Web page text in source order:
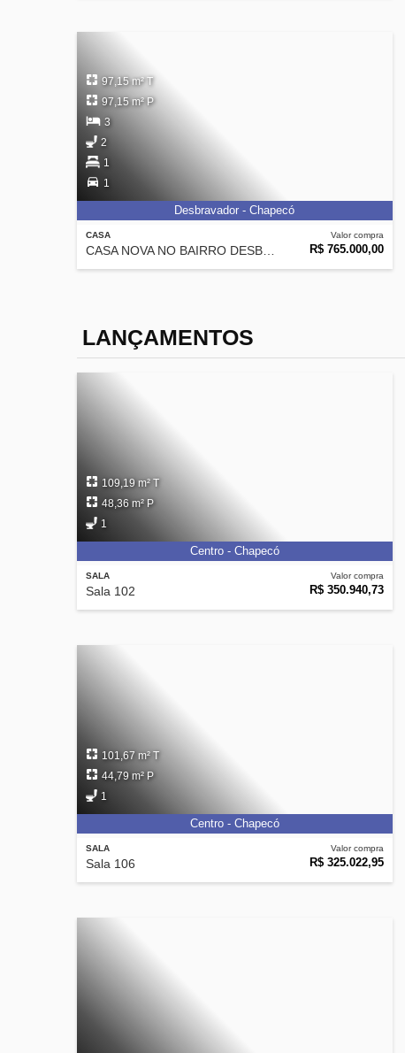
CASA
CASA NOVA NO BAIRRO DESBRAVADOR
Valor compra
R$ 765.000,00
97,15 m² T
97,15 m² P
3
2
1
1
Desbravador - Chapecó
LANÇAMENTOS
SALA
Sala 102
Valor compra
R$ 350.940,73
109,19 m² T
48,36 m² P
1
Centro - Chapecó
SALA
Sala 106
Valor compra
R$ 325.022,95
101,67 m² T
44,79 m² P
1
Centro - Chapecó